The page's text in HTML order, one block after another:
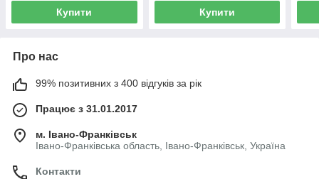
Купити Купити
Про нас
99% позитивних з 400 відгуків за рік
Працює з 31.01.2017
м. Івано-Франківськ
Івано-Франківська область, Івано-Франківськ, Україна
Контакти